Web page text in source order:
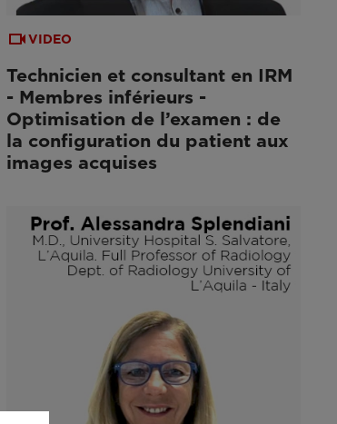
VIDEO
Technicien et consultant en IRM
- Membres inférieurs -
Optimisation de l’examen : de
la configuration du patient aux
images acquises